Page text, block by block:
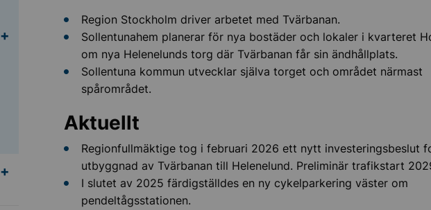
Undermeny för Försäljning av mark
Undermeny för Bygga nytt, ändra eller riva
Region Stockholm driver arbetet med Tvärbanan.
Sollentunahem planerar för nya bostäder och lokaler i kvarteret
om nya Helenelunds torg där Tvärbanan får sin ändhållplats.
Sollentuna kommun utvecklar själva torget och området närmast
spårområdet.
Aktuellt
Regionfullmäktige tog i februari 2026 ett nytt investeringsbeslut
utbyggnad av Tvärbanan till Helenelund. Preliminär trafikstart
I slutet av 2025 färdigställdes en ny cykelparkering väster om
pendeltågsstationen.